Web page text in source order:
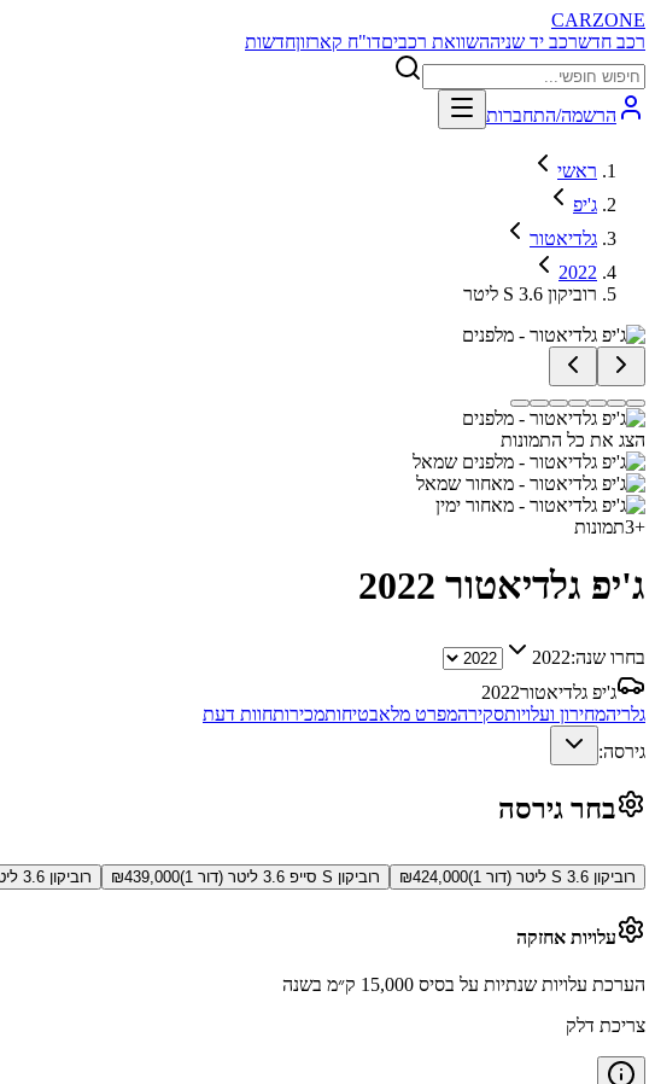
CARZONE
רכב חדשרכב יד שניההשוואת רכביםדו"ח קארזוןחדשות
הרשמה/התחברות
ראשי
ג'יפ
גלדיאטור
2022
רוביקון S 3.6 ליטר
הצג את כל התמונות
+
3תמונות
ג'יפ גלדיאטור 2022
בחרו שנה:2022
ג'יפ גלדיאטור2022
גלריהמחירון ועלויותסקירהמפרט מלאבטיחותמכירותחוות דעת
גירסה:
בחר גירסה
רוביקון S 3.6 ליטר (דור 1) ₪424,000 רוביקון S סייפ 3.6 ליטר (דור 1) ₪439,000 רוביקון 3.6 ליטר (דור 1)
עלויות אחזקה
הערכת עלויות שנתיות על בסיס 15,000 ק״מ בשנה
צריכת דלק